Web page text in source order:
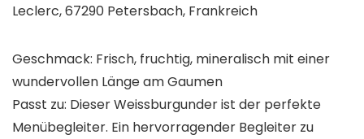
Leclerc, 67290 Petersbach, Frankreich
Geschmack: Frisch, fruchtig, mineralisch mit einer
wundervollen Länge am Gaumen
Passt zu: Dieser Weissburgunder ist der perfekte
Menübegleiter. Ein hervorragender Begleiter zu